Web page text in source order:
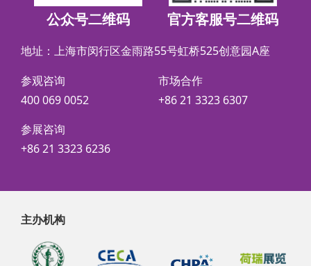
公众号二维码 官方客服号二维码
地址：上海市闵行区金雨路55号虹桥525创意园A座
参观咨询
400 069 0052
市场合作
+86 21 3323 6307
参展咨询
+86 21 3323 6236
主办机构